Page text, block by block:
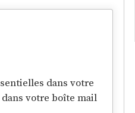
dans votre
votre boîte mail